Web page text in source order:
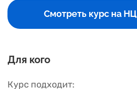
Смотреть курс на
Для кого
Курс подходит: